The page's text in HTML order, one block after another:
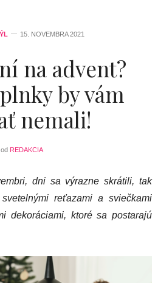
15. NOVEMBRA 2021
na advent?
by vám
nemali!
od REDAKCIA
dni sa výrazne skrátili, tak
reťazami a sviečkami
dekoráciami, ktoré sa postarajú